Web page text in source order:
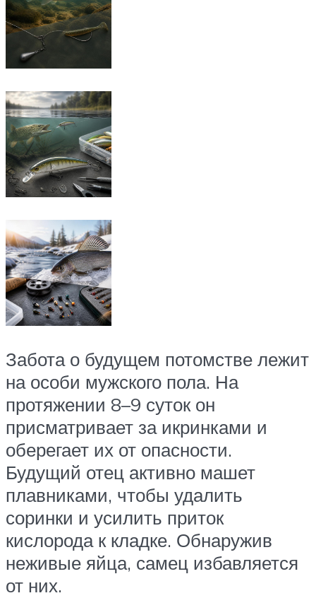
Забота о будущем потомстве лежит
на особи мужского пола. На
протяжении 8–9 суток он
присматривает за икринками и
оберегает их от опасности.
Будущий отец активно машет
плавниками, чтобы удалить
соринки и усилить приток
кислорода к кладке. Обнаружив
неживые яйца, самец избавляется
от них.